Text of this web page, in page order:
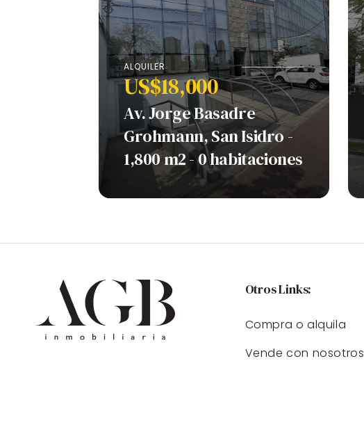
ALQUILER
US$18,000
Av. Jorge Basadre
Grohmann, San Isidro -
1,800 m2 - 0 habitaciones
Otros Links:
Compra o alquila
Vende con nosotros